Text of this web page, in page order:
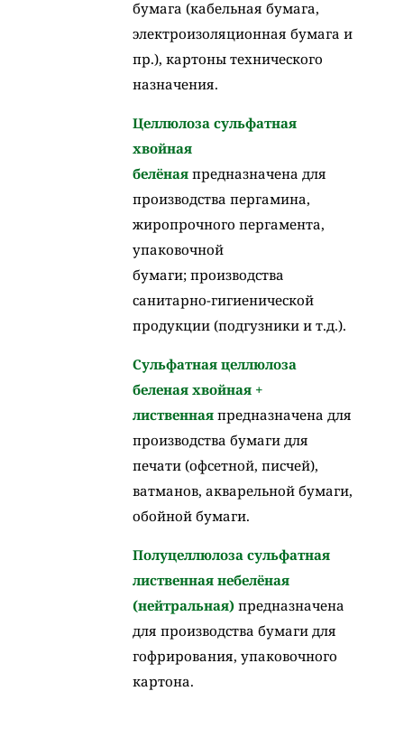
бумага (кабельная бумага,
электроизоляционная бумага и
пр.), картоны технического
назначения.
Целлюлоза сульфатная
хвойная
белёная предназначена для
производства пергамина,
жиропрочного пергамента,
упаковочной
бумаги; производства
санитарно-гигиенической
продукции (подгузники и т.д.).
Сульфатная целлюлоза
беленая хвойная +
лиственная предназначена для
производства бумаги для
печати (офсетной, писчей),
ватманов, акварельной бумаги,
обойной бумаги.
Полуцеллюлоза сульфатная
лиственная небелёная
(нейтральная) предназначена
для производства бумаги для
гофрирования, упаковочного
картона.